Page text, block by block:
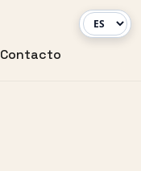
Contacto